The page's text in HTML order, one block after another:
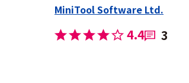
MiniTool Software Ltd.
4.4 3